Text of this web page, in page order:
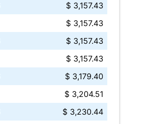
$ 3,157.43
$ 3,157.43
$ 3,157.43
$ 3,157.43
$ 3,179.40
$ 3,204.51
$ 3,230.44